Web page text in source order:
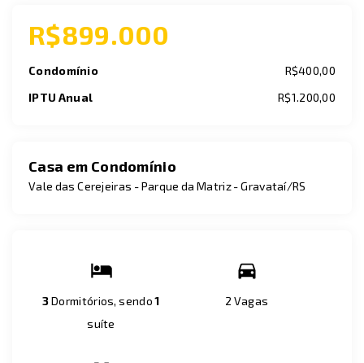
R$899.000
Condomínio
R$400,00
IPTU Anual
R$1.200,00
Casa em Condomínio
Vale das Cerejeiras -Parque da Matriz - Gravataí/RS
3Dormitórios, sendo1
suíte
2 Vagas